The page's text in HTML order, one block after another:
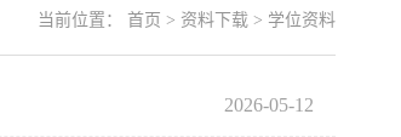
当前位置： 首页 > 资料下载 > 学位资料
2026-05-12